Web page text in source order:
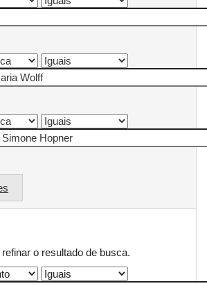
o resultado de busca.